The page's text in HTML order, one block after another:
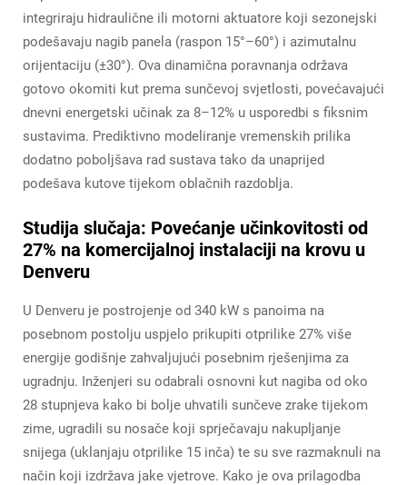
integriraju hidraulične ili motorni aktuatore koji sezonejski
podešavaju nagib panela (raspon 15°–60°) i azimutalnu
orijentaciju (±30°). Ova dinamična poravnanja održava
gotovo okomiti kut prema sunčevoj svjetlosti, povećavajući
dnevni energetski učinak za 8–12% u usporedbi s fiksnim
sustavima. Prediktivno modeliranje vremenskih prilika
dodatno poboljšava rad sustava tako da unaprijed
podešava kutove tijekom oblačnih razdoblja.
Studija slučaja: Povećanje učinkovitosti od
27% na komercijalnoj instalaciji na krovu u
Denveru
U Denveru je postrojenje od 340 kW s panoima na
posebnom postolju uspjelo prikupiti otprilike 27% više
energije godišnje zahvaljujući posebnim rješenjima za
ugradnju. Inženjeri su odabrali osnovni kut nagiba od oko
28 stupnjeva kako bi bolje uhvatili sunčeve zrake tijekom
zime, ugradili su nosače koji sprječavaju nakupljanje
snijega (uklanjaju otprilike 15 inča) te su sve razmaknuli na
način koji izdržava jake vjetrove. Kako je ova prilagodba